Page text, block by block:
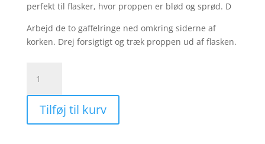
perfekt til flasker, hvor proppen er blød og sprød. D
Arbejd de to gaffelringe ned omkring siderne af
korken. Drej forsigtigt og træk proppen ud af flasken.
benet
proptrækker
i
Tilføj til kurv